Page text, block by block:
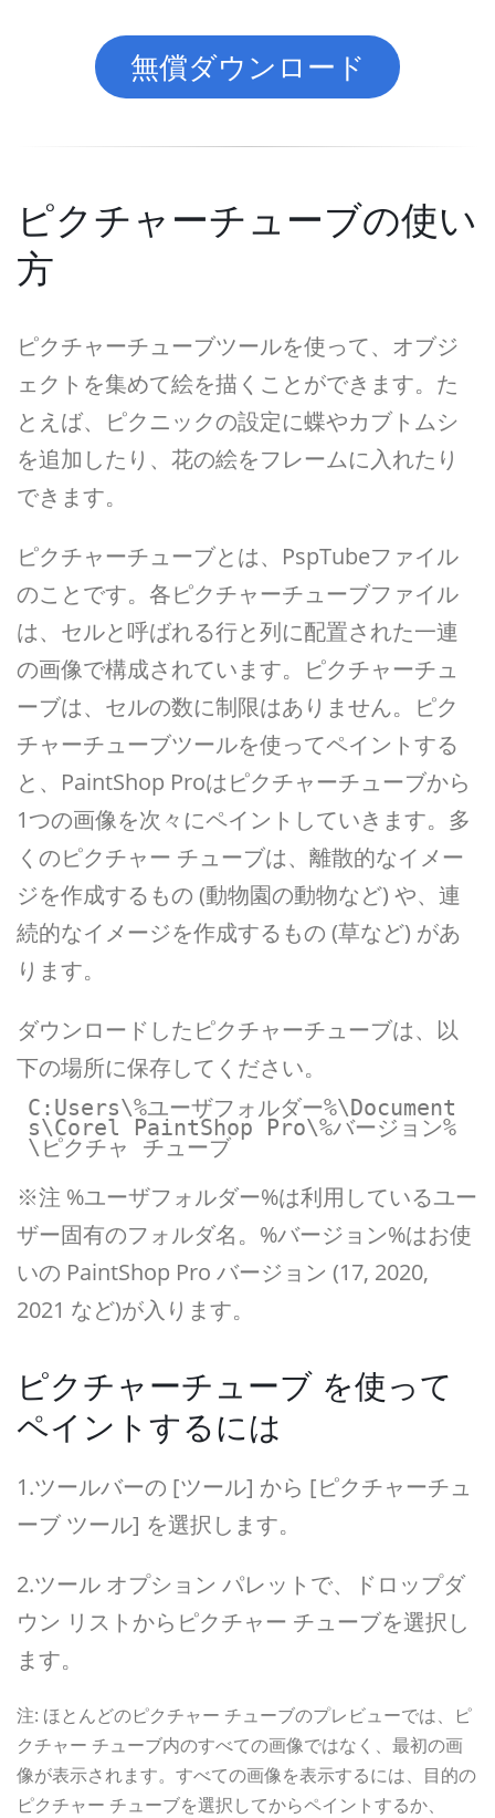
無償ダウンロード
ピクチャーチューブの使い
方
ピクチャーチューブツールを使って、オブジ
ェクトを集めて絵を描くことができます。た
とえば、ピクニックの設定に蝶やカブトムシ
を追加したり、花の絵をフレームに入れたり
できます。
ピクチャーチューブとは、PspTubeファイル
のことです。各ピクチャーチューブファイル
は、セルと呼ばれる行と列に配置された一連
の画像で構成されています。ピクチャーチュ
ーブは、セルの数に制限はありません。ピク
チャーチューブツールを使ってペイントする
と、PaintShop Proはピクチャーチューブから
1つの画像を次々にペイントしていきます。多
くのピクチャー チューブは、離散的なイメー
ジを作成するもの (動物園の動物など) や、連
続的なイメージを作成するもの (草など) があ
ります。
ダウンロードしたピクチャーチューブは、以
下の場所に保存してください。
C:Users\%ユーザフォルダー%\Document
s\Corel PaintShop Pro\%バージョン%
\ピクチャ チューブ
※注 %ユーザフォルダー%は利用しているユー
ザー固有のフォルダ名。%バージョン%はお使
いの PaintShop Pro バージョン (17, 2020,
2021 など)が入ります。
ピクチャーチューブ を使って
ペイントするには
1.ツールバーの [ツール] から [ピクチャーチュ
ーブ ツール] を選択します。
2.ツール オプション パレットで、ドロップダ
ウン リストからピクチャー チューブを選択し
ます。
注: ほとんどのピクチャー チューブのプレビューでは、ピ
クチャー チューブ内のすべての画像ではなく、最初の画
像が表示されます。すべての画像を表示するには、目的の
ピクチャー チューブを選択してからペイントするか、